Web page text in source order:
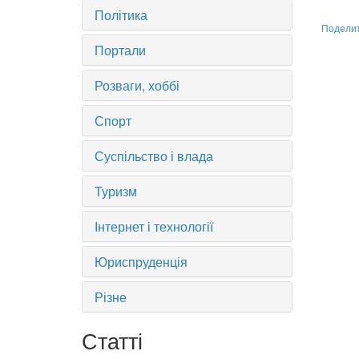
Політика
Портали
Розваги, хоббі
Спорт
Суспільство і влада
Туризм
Інтернет і технології
Юриспруденція
Різне
Статті